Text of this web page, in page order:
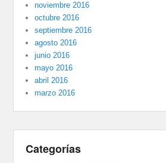
noviembre 2016
octubre 2016
septiembre 2016
agosto 2016
junio 2016
mayo 2016
abril 2016
marzo 2016
Categorías